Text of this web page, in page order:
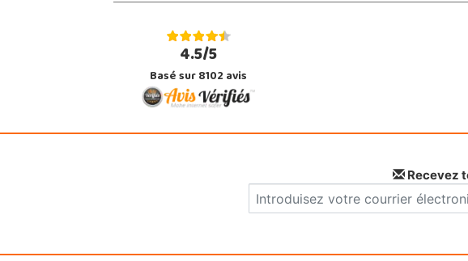
4.5/5
Basé sur 8102 avis
Recevez